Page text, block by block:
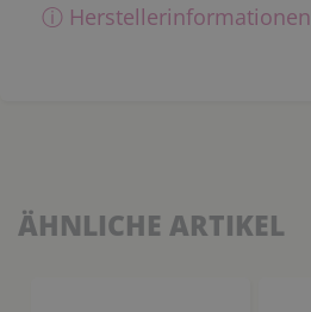
ⓘ Herstellerinformationen
ÄHNLICHE ARTIKEL